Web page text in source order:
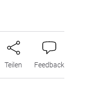
Teilen Feedback